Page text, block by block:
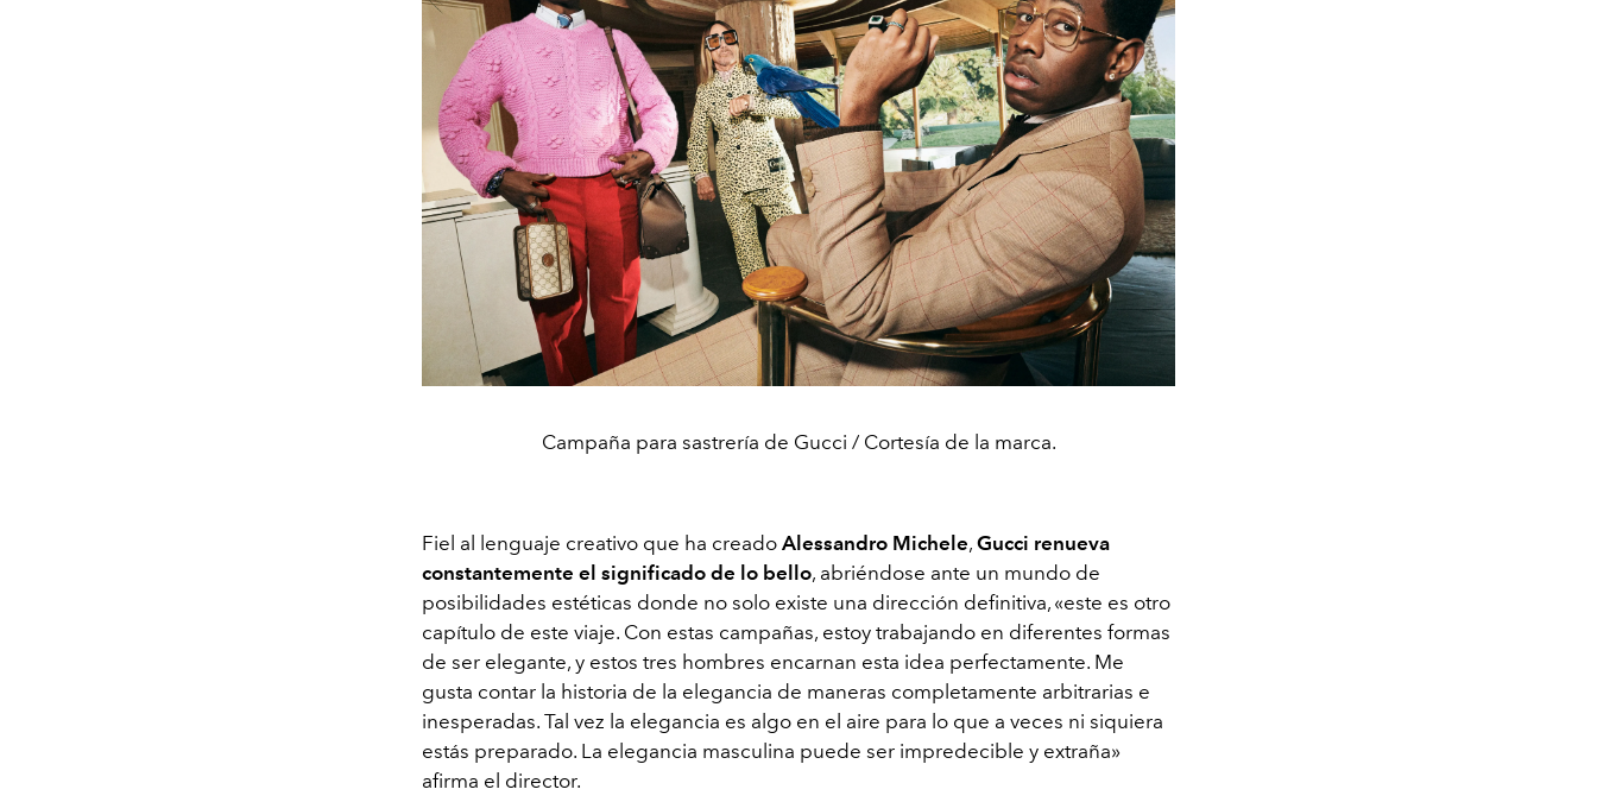
Campaña para sastrería de Gucci / Cortesía de la marca.
Fiel al lenguaje creativo que ha creado Alessandro Michele, Gucci renueva
constantemente el significado de lo bello, abriéndose ante un mundo de
posibilidades estéticas donde no solo existe una dirección definitiva, «este es otro
capítulo de este viaje. Con estas campañas, estoy trabajando en diferentes formas
de ser elegante, y estos tres hombres encarnan esta idea perfectamente. Me
gusta contar la historia de la elegancia de maneras completamente arbitrarias e
inesperadas. Tal vez la elegancia es algo en el aire para lo que a veces ni siquiera
estás preparado. La elegancia masculina puede ser impredecible y extraña»
afirma el director.